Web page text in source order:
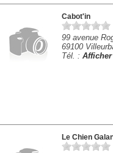
Cabot'in
99 avenue
69100
Tél. :
Le Chien